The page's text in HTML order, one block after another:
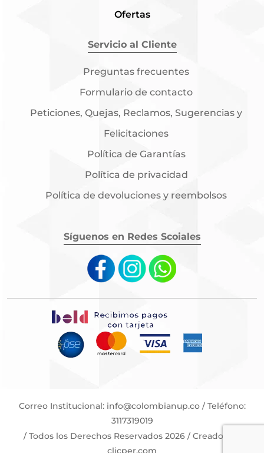
Ofertas
Servicio al Cliente
Preguntas frecuentes
Formulario de contacto
Peticiones, Quejas, Reclamos, Sugerencias y
Felicitaciones
Política de Garantías
Política de privacidad
Política de devoluciones y reembolsos
Síguenos en Redes Scoiales
Correo Institucional: info@colombianup.co / Teléfono:
3117319019
/ Todos los Derechos Reservados 2026 / Creado por
clicper.com